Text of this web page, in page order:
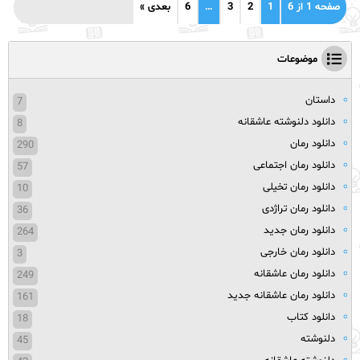
صفحه 1 از 6 1
2
3
…
6 بعدی »
موضوعات
داستان
7
دانلود دلنوشته عاشقانه
8
دانلود رمان
290
دانلود رمان اجتماعی
57
دانلود رمان تخیلی
10
دانلود رمان تراژدی
36
دانلود رمان جدید
264
دانلود رمان خارجی
3
دانلود رمان عاشقانه
249
دانلود رمان عاشقانه جدید
161
دانلود کتاب
18
دلنوشته
45